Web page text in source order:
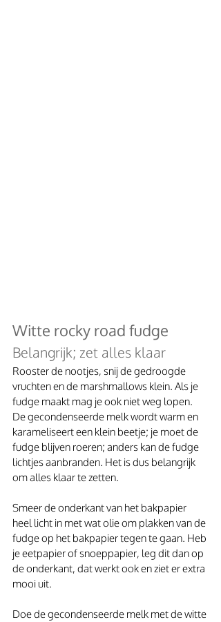
Witte rocky road fudge
Belangrijk; zet alles klaar
Rooster de nootjes, snij de gedroogde
vruchten en de marshmallows klein. Als je
fudge maakt mag je ook niet weg lopen.
De gecondenseerde melk wordt warm en
karameliseert een klein beetje; je moet de
fudge blijven roeren; anders kan de fudge
lichtjes aanbranden. Het is dus belangrijk
om alles klaar te zetten.
Smeer de onderkant van het bakpapier
heel licht in met wat olie om plakken van de
fudge op het bakpapier tegen te gaan. Heb
je eetpapier of snoeppapier, leg dit dan op
de onderkant, dat werkt ook en ziet er extra
mooi uit.
Doe de gecondenseerde melk met de witte